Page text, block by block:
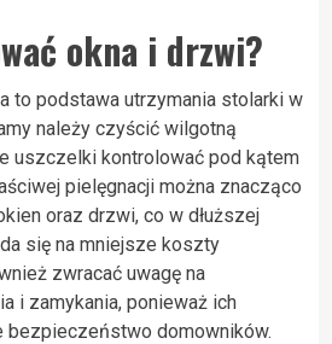
okna i drzwi?
to podstawa utrzymania stolarki w
należy czyścić wilgotną
uszczelki kontrolować pod kątem
pielęgnacji można znacząco
oraz drzwi, co w dłuższej
się na mniejsze koszty
zwracać uwagę na
i zamykania, ponieważ ich
bezpieczeństwo domowników.